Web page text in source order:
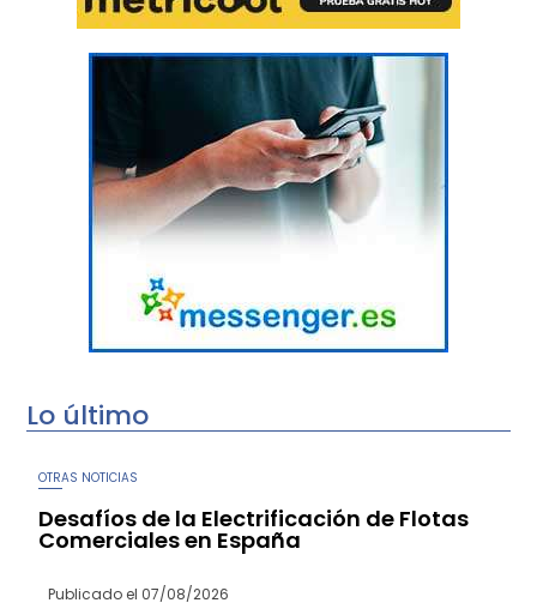
Lo último
OTRAS NOTICIAS
Desafíos de la Electrificación de Flotas
Comerciales en España
Publicado el 07/08/2026